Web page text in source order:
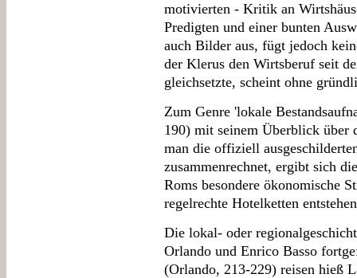
motivierten - Kritik an
Predigten und einer bunten
auch Bilder aus, fügt jedoch
der Klerus den Wirtsberuf seit
gleichsetzte, scheint ohne
Zum Genre 'lokale
190) mit seinem Überblick über
man die offiziell
zusammenrechnet, ergibt sich
Roms besondere ökonomische
regelrechte Hotelketten
Die lokal- oder
Orlando und Enrico Basso
(Orlando, 213-229) reisen hieß